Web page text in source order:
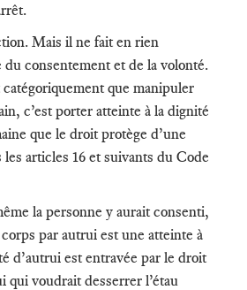
Mais il ne fait en rien
consentement et de la volonté.
que manipuler
c’est porter atteinte à la dignité
que le droit protège d’une
les articles 16 et suivants du Code
la personne y aurait consenti,
par autrui est une atteinte à
d’autrui est entravée par le droit
qui voudrait desserrer l’étau